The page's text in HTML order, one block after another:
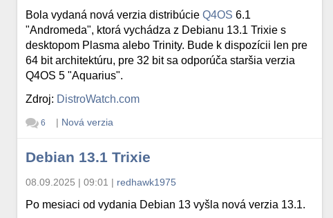
Bola vydaná nová verzia distribúcieQ4OS 6.1
"Andromeda", ktorá vychádza z Debianu 13.1 Trixie s
desktopom Plasma alebo Trinity. Bude k dispozícii len pre
64 bit architektúru, pre 32 bit sa odporúča staršia verzia
Q4OS 5 "Aquarius".
Zdroj: DistroWatch.com
6 | Nová verzia
Debian 13.1 Trixie
08.09.2025 | 09:01 | redhawk1975
Po mesiaci od vydania Debian 13 vyšla nová verzia 13.1.